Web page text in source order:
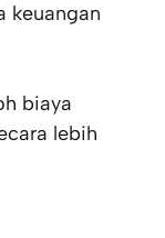
keuangan
biaya
lebih